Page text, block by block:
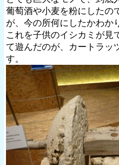
葡萄酒や小麦を粉にしたの
が、今の所何にしたかわか
これを子供のイシカミが見
て遊んだのが、カートラッ
す。